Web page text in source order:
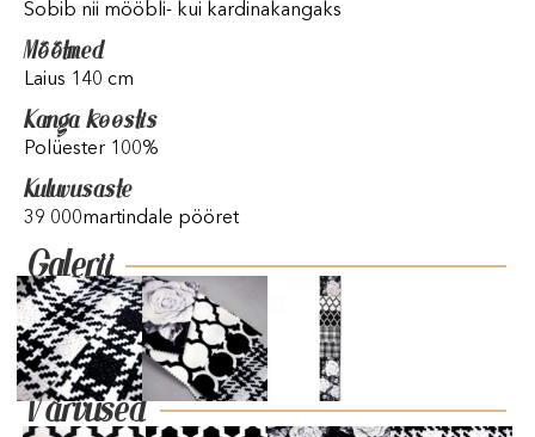
Sobib nii mööbli- kui kardinakangaks
Mõõtmed
Laius 140 cm
Kanga koostis
Polüester 100%
Kuluvusaste
39 000martindale pööret
Galerii
Värvused